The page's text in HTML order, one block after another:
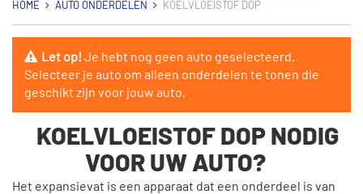
HOME AUTO ONDERDELEN KOELVLOEISTOF DOP
Let op!Je hebt nog geen auto geselecteerd.
Selecteer je auto om alleen onderdelen te tonen die
geschikt zijn voor jouw auto.
KOELVLOEISTOF DOP NODIG
VOOR UW AUTO?
Het expansievat is een apparaat dat een onderdeel is van